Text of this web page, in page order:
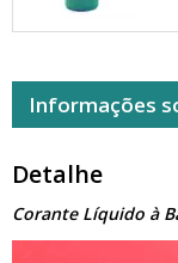
Informações
Detalhe
Corante Líquido à